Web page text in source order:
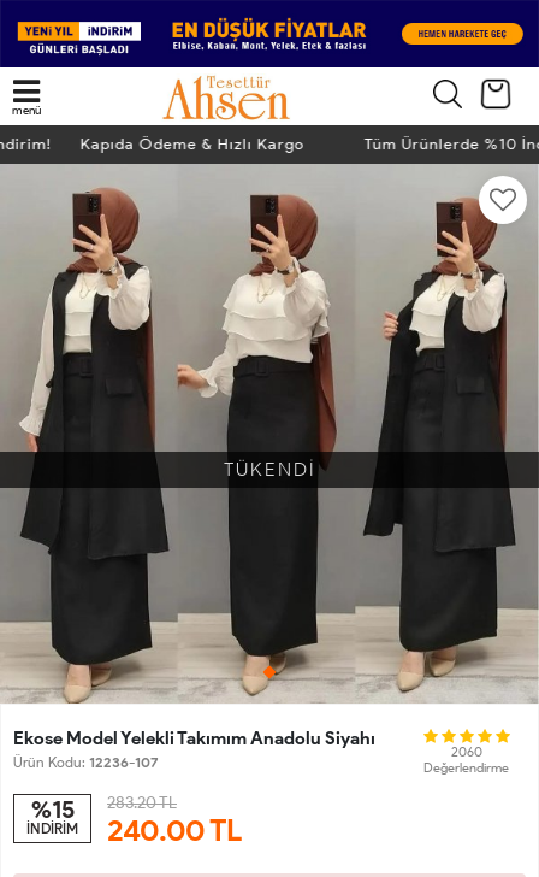
menü
Kapıda Ödeme & Hızlı Kargo Tüm Ürünlerde %10
TÜKENDİ
Ekose Model Yelekli Takımım Anadolu Siyahı
Ürün Kodu: 12236-107
2060
Değerlendirme
%15
İNDİRİM
283.20 TL
240.00TL